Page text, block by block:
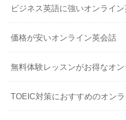
ビジネス英語に強いオンライ
価格が安いオンライン英会話
無料体験レッスンがお得なオ
TOEIC対策におすすめのオン